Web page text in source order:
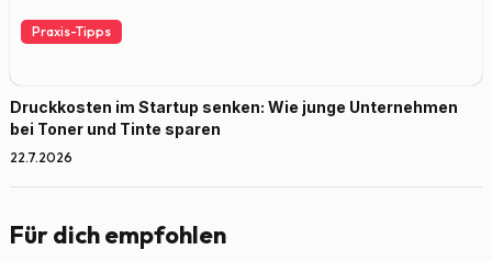
Praxis-Tipps
Druckkosten im Startup senken: Wie junge Unternehmen
bei Toner und Tinte sparen
22.7.2026
Für dich empfohlen